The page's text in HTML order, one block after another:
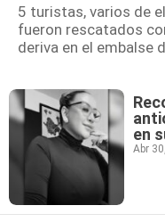
5 turistas, varios de
fueron rescatados
deriva en el embalse
en
Abr